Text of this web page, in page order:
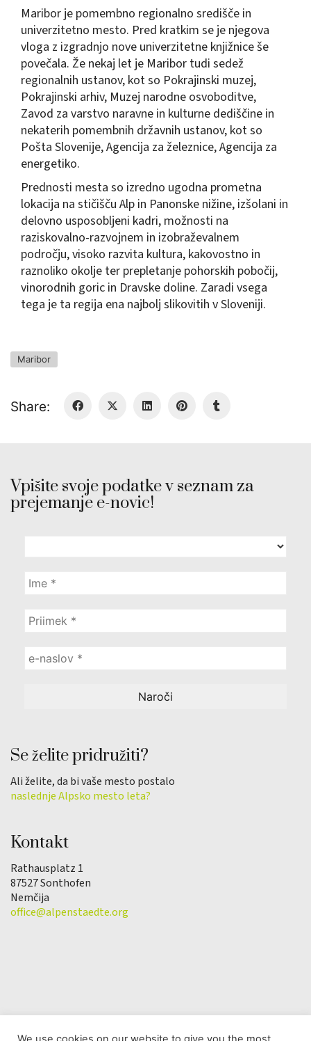
Maribor je pomembno regionalno središče in
univerzitetno mesto. Pred kratkim se je njegova
vloga z izgradnjo nove univerzitetne knjižnice še
povečala. Že nekaj let je Maribor tudi sedež
regionalnih ustanov, kot so Pokrajinski muzej,
Pokrajinski arhiv, Muzej narodne osvoboditve,
Zavod za varstvo naravne in kulturne dediščine in
nekaterih pomembnih državnih ustanov, kot so
Pošta Slovenije, Agencija za železnice, Agencija za
energetiko.
Prednosti mesta so izredno ugodna prometna
lokacija na stičišču Alp in Panonske nižine, izšolani in
delovno usposobljeni kadri, možnosti na
raziskovalno-razvojnem in izobraževalnem
področju, visoko razvita kultura, kakovostno in
raznoliko okolje ter prepletanje pohorskih pobočij,
vinorodnih goric in Dravske doline. Zaradi vsega
tega je ta regija ena najbolj slikovitih v Sloveniji.
Maribor
Share:
Vpišite svoje podatke v seznam za
prejemanje e-novic!
Se želite pridružiti?
Ali želite, da bi vaše mesto postalo
naslednje Alpsko mesto leta?
Kontakt
Rathausplatz 1
87527 Sonthofen
Nemčija
office@alpenstaedte.org